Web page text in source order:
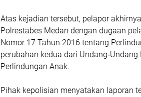
Atas kejadian tersebut, pelapor
Polrestabes Medan dengan dugaan
Nomor 17 Tahun 2016 tentang
perubahan kedua dari
Perlindungan Anak.
Pihak kepolisian menyatakan laporan